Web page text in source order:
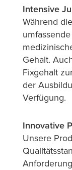
wie
und
Intensive
Während
Gehalt.
Fixgehalt
der
Verfügung.
Innovative
Unsere